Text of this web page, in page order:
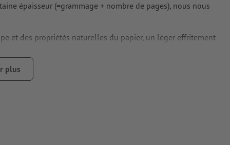
épaisseur (=grammage + nombre de pages), nous nous
et des propriétés naturelles du papier, un léger effritement
plus